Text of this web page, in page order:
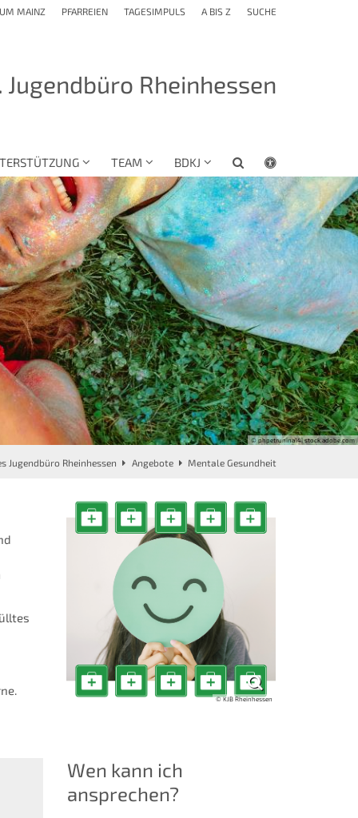
MAINZ PFARREIEN TAGESIMPULS A BIS Z SUCHE
Jugendbüro Rheinhessen
TEAM BDKJ
© phpetrunina14| stock.adobe.com
Jugendbüro Rheinhessen Angebote Mentale Gesundheit
© KJB Rheinhessen
Wen kann ich
ansprechen?